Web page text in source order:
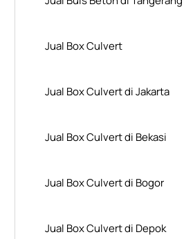
Jual Box Culvert
Jual Box Culvert di Jakarta
Jual Box Culvert di Bekasi
Jual Box Culvert di Bogor
Jual Box Culvert di Depok